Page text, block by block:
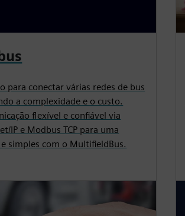
para conectar várias redes de bus
a complexidade e o custo.
flexível e confiável via
IP e Modbus TCP para uma
simples com o MultifieldBus.